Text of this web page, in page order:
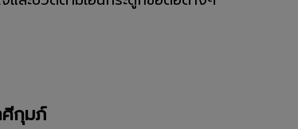
ศีกุมภ์